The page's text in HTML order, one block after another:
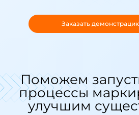
Заказать
Поможем
процессы
улучшим